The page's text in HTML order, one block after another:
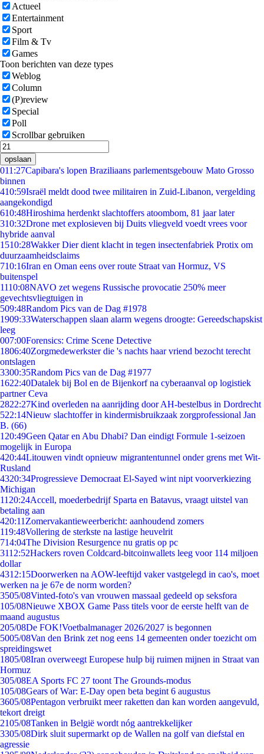
Actueel
Entertainment
Sport
Film & Tv
Games
Toon berichten van deze types
Weblog
Column
(P)review
Special
Poll
Scrollbar gebruiken
opslaan
011:27Capibara's lopen Braziliaans parlementsgebouw Mato Grosso
binnen
410:59Israël meldt dood twee militairen in Zuid-Libanon, vergelding
aangekondigd
610:48Hiroshima herdenkt slachtoffers atoombom, 81 jaar later
310:32Drone met explosieven bij Duits vliegveld voedt vrees voor
hybride aanval
1510:28Wakker Dier dient klacht in tegen insectenfabriek Protix om
duurzaamheidsclaims
710:16Iran en Oman eens over route Straat van Hormuz, VS
buitenspel
1110:08NAVO zet wegens Russische provocatie 250% meer
gevechtsvliegtuigen in
509:48Random Pics van de Dag #1978
1909:33Waterschappen slaan alarm wegens droogte: Gereedschapskist
leeg
007:00Forensics: Crime Scene Detective
1806:40Zorgmedewerkster die 's nachts haar vriend bezocht terecht
ontslagen
3300:35Random Pics van de Dag #1977
1622:40Datalek bij Bol en de Bijenkorf na cyberaanval op logistiek
partner Ceva
2822:27Kind overleden na aanrijding door AH-bestelbus in Dordrecht
522:14Nieuw slachtoffer in kindermisbruikzaak zorgprofessional Jan
B. (66)
1 20:49Geen Qatar en Abu Dhabi? Dan eindigt Formule 1-seizoen
mogelijk in Europa
420:44Litouwen vindt opnieuw migrantentunnel onder grens met Wit-
Rusland
4320:34Progressieve Democraat El-Sayed wint nipt voorverkiezing
Michigan
11 20:24Accell, moederbedrijf Sparta en Batavus, vraagt uitstel van
betaling aan
420:11 Zomervakantieweerbericht: aanhoudend zomers
119:48Vollering de sterkste na lastige heuvelrit
714:04The Division Resurgence nu gratis op pc
3112:52Hackers roven Coldcard-bitcoinwallets leeg voor 114 miljoen
dollar
4312:15Doorwerken na AOW-leeftijd vaker vastgelegd in cao's, moet
werken na je 67e de norm worden?
3505/08Vinted-foto's van vrouwen massaal gedeeld op seksfora
105/08Nieuwe XBOX Game Pass titels voor de eerste helft van de
maand augustus
205/08De FOK!Voetbalmanager 2026/2027 is begonnen
5005/08Van den Brink zet nog eens 14 gemeenten onder toezicht om
spreidingswet
1805/08Iran overweegt Europese hulp bij ruimen mijnen in Straat van
Hormuz
305/08EA Sports FC 27 toont The Grounds-modus
105/08Gears of War: E-Day open beta begint 6 augustus
3605/08Pentagon verbruikt meer raketten dan kan worden aangevuld,
tekort dreigt
2105/08Tanken in België wordt nóg aantrekkelijker
3305/08Dirk sluit supermarkt op de Wallen na golf van diefstal en
agressie